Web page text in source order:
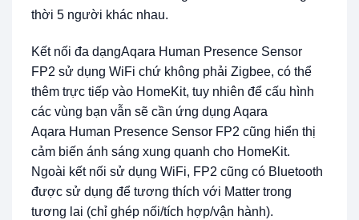
thời 5 người khác nhau.
Kết nối đa dạngAqara Human Presence Sensor
FP2 sử dụng WiFi chứ không phải Zigbee, có thể
thêm trực tiếp vào HomeKit, tuy nhiên để cấu hình
các vùng bạn vẫn sẽ cần ứng dụng Aqara
Aqara Human Presence Sensor FP2 cũng hiển thị
cảm biến ánh sáng xung quanh cho HomeKit.
Ngoài kết nối sử dụng WiFi, FP2 cũng có Bluetooth
được sử dụng để tương thích với Matter trong
tương lai (chỉ ghép nối/tích hợp/vận hành).